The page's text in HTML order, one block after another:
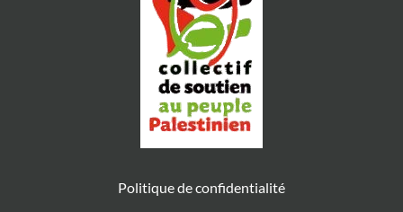
Politique de confidentialité